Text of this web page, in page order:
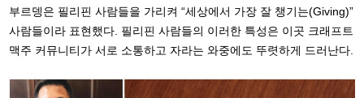
부르뎅은 필리핀 사람들을 가리켜 “세상에서 가장 잘 챙기는(Giving)”
사람들이라 표현했다. 필리핀 사람들의 이러한 특성은 이곳 크래프트
맥주 커뮤니티가 서로 소통하고 자라는 와중에도 뚜렷하게 드러난다.